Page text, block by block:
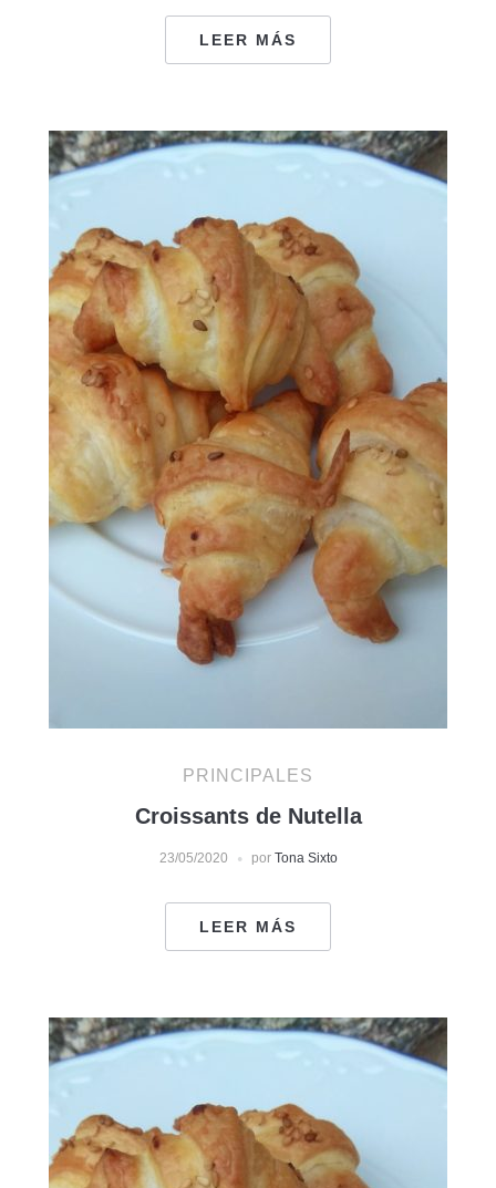
LEER MÁS
PRINCIPALES
Croissants de Nutella
23/05/2020 por Tona Sixto
LEER MÁS